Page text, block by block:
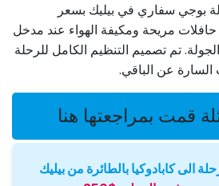
بوجي سفاري في بيليك بسعر
مريحة ومكيفة الهواء عند مدخل
تم تصميم التنظيم الكامل للرحلة
السارة عن الباقي.
قمت بمراجعتها هنا
الی كابادوكيا بالطائرة من بيليك